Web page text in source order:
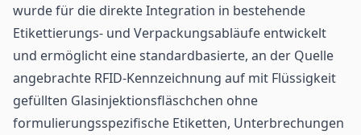
wurde für die direkte Integration in bestehende
Etikettierungs- und Verpackungsabläufe entwickelt
und ermöglicht eine standardbasierte, an der Quelle
angebrachte RFID-Kennzeichnung auf mit Flüssigkeit
gefüllten Glasinjektionsfläschchen ohne
formulierungsspezifische Etiketten, Unterbrechungen